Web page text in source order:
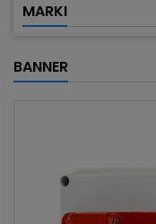
MARKI
BANNER